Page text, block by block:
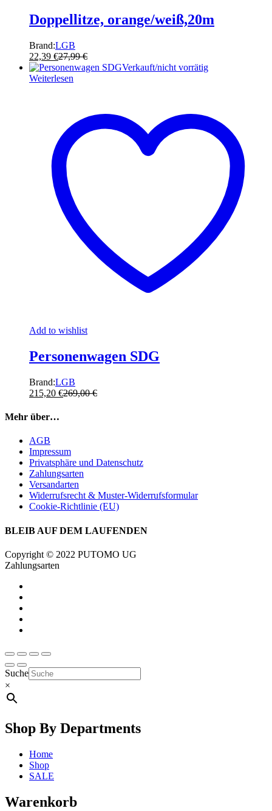
Doppellitze, orange/weiß,20m
Brand:LGB
22,39 €27,99€
Verkauft/nicht vorrätig
Weiterlesen
Add to wishlist
Personenwagen SDG
Brand:LGB
215,20 €269,00€
Mehr über…
AGB
Impressum
Privatsphäre und Datenschutz
Zahlungsarten
Versandarten
Widerrufsrecht & Muster-Widerrufsformular
Cookie-Richtlinie (EU)
BLEIB AUF DEM LAUFENDEN
Copyright © 2022 PUTOMO UG
Zahlungsarten
Suche
×
Shop By Departments
Home
Shop
SALE
Warenkorb